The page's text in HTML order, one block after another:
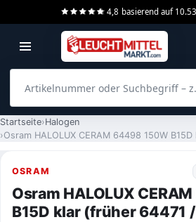
4,8 basierend auf
Startseite Halogen
OSRAM
Osram HALOLUX
B15D klar (früher 64471